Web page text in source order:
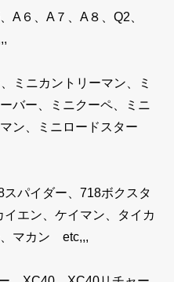
A６、A７、A８、Q2、
ミニカントリーマン、ミ
バー、ミニクーペ、ミニ
ン、ミニロードスター
パイダー、718ボクスタ
エン、ケイマン、タイカ
、マカン etc,,,